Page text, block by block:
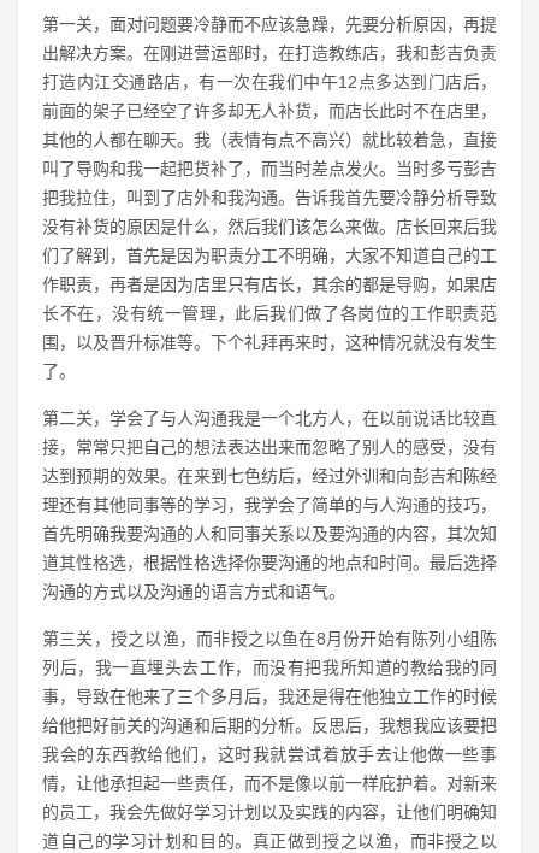
第一关，面对问题要冷静而不应该急躁，先要分析原因，再提
出解决方案。在刚进营运部时，在打造教练店，我和彭吉负责
打造内江交通路店，有一次在我们中午12点多达到门店后，
前面的架子已经空了许多却无人补货，而店长此时不在店里，
其他的人都在聊天。我（表情有点不高兴）就比较着急，直接
叫了导购和我一起把货补了，而当时差点发火。当时多亏彭吉
把我拉住，叫到了店外和我沟通。告诉我首先要冷静分析导致
没有补货的原因是什么，然后我们该怎么来做。店长回来后我
们了解到，首先是因为职责分工不明确，大家不知道自己的工
作职责，再者是因为店里只有店长，其余的都是导购，如果店
长不在，没有统一管理，此后我们做了各岗位的工作职责范
围，以及晋升标准等。下个礼拜再来时，这种情况就没有发生
了。
第二关，学会了与人沟通我是一个北方人，在以前说话比较直
接，常常只把自己的想法表达出来而忽略了别人的感受，没有
达到预期的效果。在来到七色纺后，经过外训和向彭吉和陈经
理还有其他同事等的学习，我学会了简单的与人沟通的技巧，
首先明确我要沟通的人和同事关系以及要沟通的内容，其次知
道其性格选，根据性格选择你要沟通的地点和时间。最后选择
沟通的方式以及沟通的语言方式和语气。
第三关，授之以渔，而非授之以鱼在8月份开始有陈列小组陈
列后，我一直埋头去工作，而没有把我所知道的教给我的同
事，导致在他来了三个多月后，我还是得在他独立工作的时候
给他把好前关的沟通和后期的分析。反思后，我想我应该要把
我会的东西教给他们，这时我就尝试着放手去让他做一些事
情，让他承担起一些责任，而不是像以前一样庇护着。对新来
的员工，我会先做好学习计划以及实践的内容，让他们明确知
道自己的学习计划和目的。真正做到授之以渔，而非授之以